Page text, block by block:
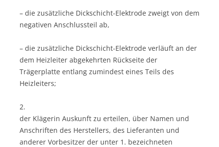
– die zusätzliche Dickschicht-Elektrode zweigt von dem
negativen Anschlussteil ab,
– die zusätzliche Dickschicht-Elektrode verläuft an der
dem Heizleiter abgekehrten Rückseite der
Trägerplatte entlang zumindest eines Teils des
Heizleiters;
2.
der Klägerin Auskunft zu erteilen, über Namen und
Anschriften des Herstellers, des Lieferanten und
anderer Vorbesitzer der unter 1. bezeichneten